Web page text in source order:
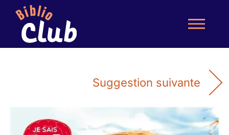
Suggestion suivante